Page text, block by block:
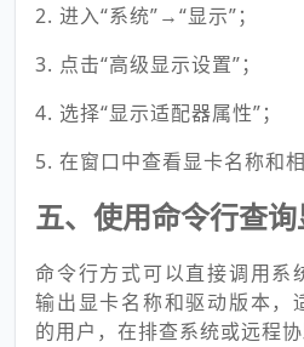
2. 进入“系统”→“显示”；
3. 点击“高级显示设置”；
4. 选择“显示适配器属性”；
5. 在窗口中查看显卡名称和相
五、使用命令行查
命令行方式可以直接调用系
输出显卡名称和驱动版本，
的用户，在排查系统或远程协